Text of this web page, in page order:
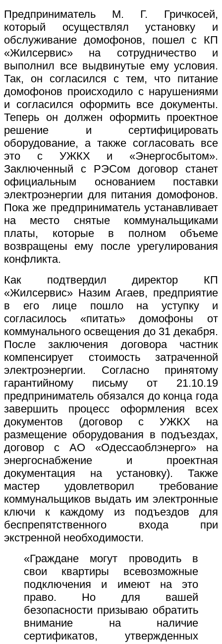
Предприниматель М. Г. Гричкосей,
который осуществлял установку и
обслуживание домофонов, пошел с КП
«Жилсервис» на сотрудничество и
выполнил все выдвинутые ему условия.
Так, он согласился с тем, что питание
домофонов происходило с нарушениями
и согласился оформить все документы.
Теперь он должен оформить проектное
решение и сертифицировать
оборудование, а также согласовать все
это с УЖКХ и «Энергосбытом».
Заключенный с РЭСом договор станет
официальным основанием поставки
электроэнергии для питания домофонов.
Пока же предприниматель устанавливает
на место снятые коммунальщиками
платы, которые в полном объеме
возвращены ему после урегулирования
конфликта.
Как подтвердил директор КП
«Жилсервис» Назим Агаев, предприятие
в его лице пошло на уступку и
согласилось «питать» домофоны от
коммунального освещения до 31 декабря.
После заключения договора частник
компенсирует стоимость затраченной
электроэнергии. Согласно принятому
гарантийному письму от 21.10.19
предприниматель обязался до конца года
завершить процесс оформления всех
документов (договор с УЖКХ на
размещение оборудования в подъездах,
договор с АО «Одессаоблэнерго» на
энергоснабжение и проектная
документация на установку). Также
мастер удовлетворил требование
коммунальщиков выдать им электронные
ключи к каждому из подъездов для
беспрепятственного входа при
экстренной необходимости.
«Граждане могут проводить в
свои квартиры всевозможные
подключения и имеют на это
право. Но для вашей
безопасности призываю обратить
внимание на наличие
сертификатов, утвержденных